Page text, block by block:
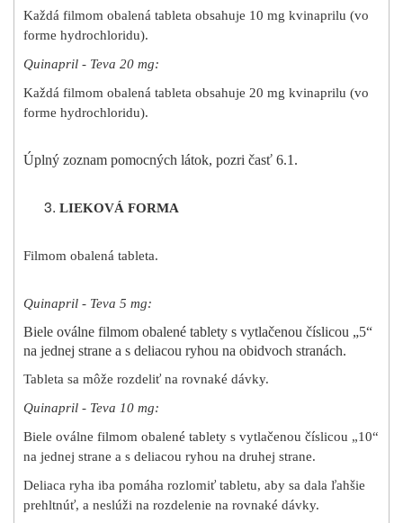
Každá filmom obalená tableta obsahuje 10 mg kvinaprilu (vo
forme hydrochloridu).
Quinapril - Teva 20 mg:
Každá filmom obalená tableta obsahuje 20 mg kvinaprilu (vo
forme hydrochloridu).
Úplný zoznam pomocných látok, pozri časť 6.1.
LIEKOVÁ FORMA
Filmom obalená tableta.
Quinapril - Teva 5 mg:
Biele oválne filmom obalené tablety s vytlačenou číslicou „5“
na jednej strane a s deliacou ryhou na obidvoch stranách.
Tableta sa môže rozdeliť na rovnaké dávky.
Quinapril - Teva 10 mg:
Biele oválne filmom obalené tablety s vytlačenou číslicou „10“
na jednej strane a s deliacou ryhou na druhej strane.
Deliaca ryha iba pomáha rozlomiť tabletu, aby sa dala ľahšie
prehltnúť, a neslúži na rozdelenie na rovnaké dávky.